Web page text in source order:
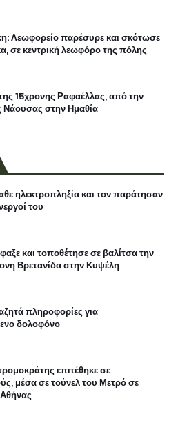
Λεωφορείο παρέσυρε και σκότωσε
σε κεντρική λεωφόρο της πόλης
15χρονης Ραφαέλλας, από την
Νάουσας στην Ημαθία
ηλεκτροπληξία και τον παράτησαν
του
και τοποθέτησε σε βαλίτσα την
Βρετανίδα στην Κυψέλη
πληροφορίες για
δολοφόνο
επιτέθηκε σε
μέσα σε τούνελ του Μετρό σε